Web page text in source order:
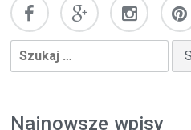
Szukaj:
Najnowsze wpisy